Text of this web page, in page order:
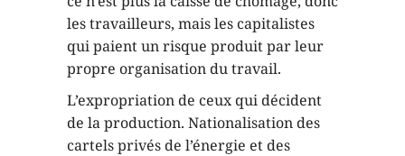
les travailleurs, mais les capitalistes
qui paient un risque produit par leur
propre organisation du travail.
L’expropriation de ceux qui décident
de la production. Nationalisation des
cartels privés de l’énergie et des